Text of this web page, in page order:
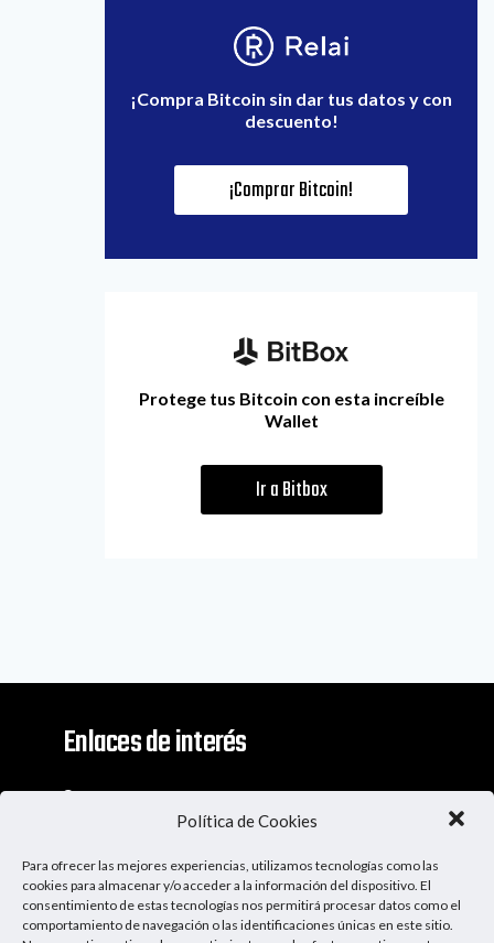
Política de Cookies
Para ofrecer las mejores experiencias, utilizamos tecnologías como las
cookies para almacenar y/o acceder a la información del dispositivo. El
consentimiento de estas tecnologías nos permitirá procesar datos como el
comportamiento de navegación o las identificaciones únicas en este sitio.
¡Compra Bitcoin sin dar tus datos y con
descuento!
¡Comprar Bitcoin!
Protege tus Bitcoin con esta increíble
Wallet
Ir a Bitbox
Enlaces de interés
Contacto
Descargo De Responsabilidad
Apoya al Podcast
Ser Patrocinador